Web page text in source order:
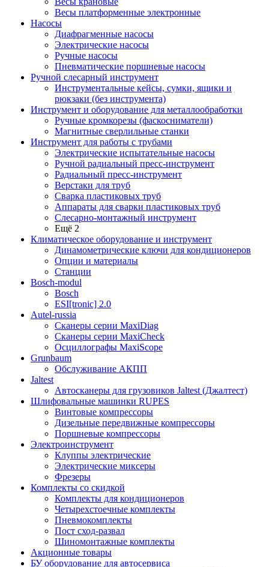
Весы платформенные электронные
Насосы
Диафрагменные насосы
Электрические насосы
Ручные насосы
Пневматические поршневые насосы
Ручной слесарный инструмент
Инструментальные кейсы, сумки, ящики и
рюкзаки (без инструмента)
Инструмент и оборудование для металлообработки
Ручные кромкорезы (фаскосниматели)
Магнитные сверлильные станки
Инструмент для работы с трубами
Электрические испытательные насосы
Ручной радиальный пресс-инструмент
Радиальный пресс-инструмент
Верстаки для труб
Сварка пластиковых труб
Аппараты для сварки пластиковых труб
Слесарно-монтажный инструмент
Ещё 2
Климатическое оборудование и инструмент
Динамометрические ключи для кондиционеров
Опции и материалы
Станции
Bosch-modul
Bosch
ESI[tronic] 2.0
Autel-russia
Сканеры серии MaxiDiag
Сканеры серии MaxiCheck
Осциллографы MaxiScope
Grunbaum
Обслуживание АКПП
Jaltest
Автосканеры для грузовиков Jaltest (Джалтест)
Шлифовальные машинки RUPES
Винтовые компрессоры
Дизельные передвижные компрессоры
Поршневые компрессоры
Электроинструмент
Клуппы электрические
Электрические миксеры
Фрезеры
Комплекты со скидкой
Комплекты для кондиционеров
Четырехстоечные комплекты
Пневмокомплекты
Пост сход-развал
Шиномонтажные комплекты
Акционные товары
БУ оборудование для автосервиса